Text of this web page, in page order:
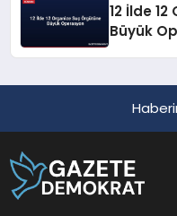
12 İlde
Büyük